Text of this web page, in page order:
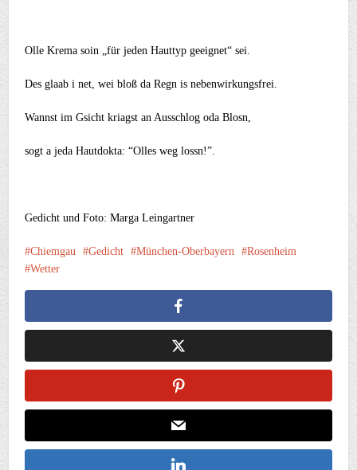
Olle Krema soin „für jeden Hauttyp geeignet“ sei.
Des glaab i net, wei bloß da Regn is nebenwirkungsfrei.
Wannst im Gsicht kriagst an Ausschlog oda Blosn,
sogt a jeda Hautdokta: “Olles weg lossn!”.
Gedicht und Foto: Marga Leingartner
Chiemgau Gedicht München-Oberbayern
Rosenheim
Wetter